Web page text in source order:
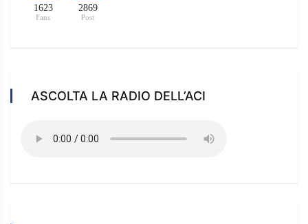
1623
Fans
2869
Post
ASCOLTA LA RADIO DELL’ACI